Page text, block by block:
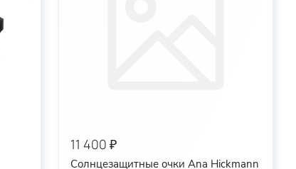
11 400 ₽
Солнцезащитные очки Ana Hickmann